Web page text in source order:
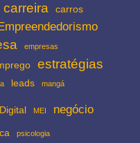
carreira carros
empresas
estratégias
leads mangá
MEI negócio
psicologia